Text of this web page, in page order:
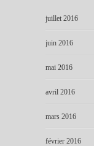
juillet 2016
juin 2016
mai 2016
avril 2016
mars 2016
février 2016